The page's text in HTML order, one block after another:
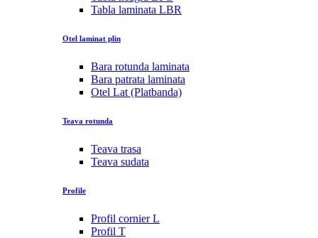
Tabla laminata LBR
Otel laminat plin
Bara rotunda laminata
Bara patrata laminata
Otel Lat (Platbanda)
Teava rotunda
Teava trasa
Teava sudata
Profile
Profil cornier L
Profil T